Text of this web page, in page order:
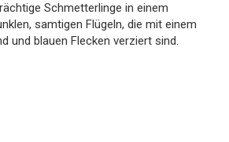
Schmetterlinge in einem
samtigen Flügeln, die mit einem
und blauen Flecken verziert sind.